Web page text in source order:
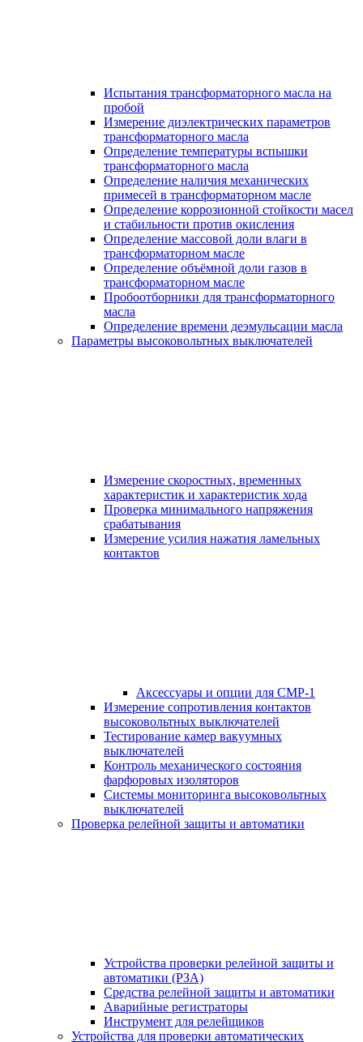
Испытания трансформаторного масла на
пробой
Измерение диэлектрических параметров
трансформаторного масла
Определение температуры вспышки
трансформаторного масла
Определение наличия механических
примесей в трансформаторном масле
Определение коррозионной стойкости масел
и стабильности против окисления
Определение массовой доли влаги в
трансформаторном масле
Определение объёмной доли газов в
трансформаторном масле
Пробоотборники для трансформаторного
масла
Определение времени деэмульсации масла
Параметры высоковольтных выключателей
Измерение скоростных, временных
характеристик и характеристик хода
Проверка минимального напряжения
срабатывания
Измерение усилия нажатия ламельных
контактов
Аксессуары и опции для СМР-1
Измерение сопротивления контактов
высоковольтных выключателей
Тестирование камер вакуумных
выключателей
Контроль механического состояния
фарфоровых изоляторов
Системы мониторинга высоковольтных
выключателей
Проверка релейной защиты и автоматики
Устройства проверки релейной защиты и
автоматики (РЗА)
Средства релейной защиты и автоматики
Аварийные регистраторы
Инструмент для релейщиков
Устройства для проверки автоматических